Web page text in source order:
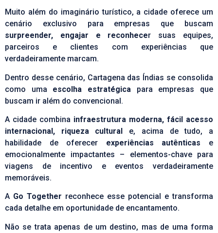
Muito além do imaginário turístico, a cidade oferece um
cenário exclusivo para empresas que buscam
surpreender, engajar e reconhecer suas equipes,
parceiros e clientes com experiências que
verdadeiramente marcam.
Dentro desse cenário, Cartagena das Índias se consolida
como uma escolha estratégica para empresas que
buscam ir além do convencional.
A cidade combina infraestrutura moderna, fácil acesso
internacional, riqueza cultural e, acima de tudo, a
habilidade de oferecer experiências autênticas e
emocionalmente impactantes – elementos-chave para
viagens de incentivo e eventos verdadeiramente
memoráveis.
A Go Together reconhece esse potencial e transforma
cada detalhe em oportunidade de encantamento.
Não se trata apenas de um destino, mas de uma forma